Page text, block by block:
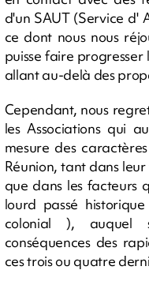
d'un SAUT (Service d'
ce dont nous nous
puisse faire
allant au-delà des
Cependant, nous
les Associations qui
mesure des
Réunion, tant dans
que dans les facteurs
lourd passé
colonial ), auquel
conséquences des
ces trois ou quatre